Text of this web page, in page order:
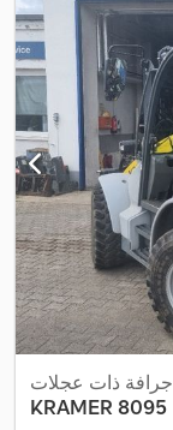
جرافة ذات عجلات
KRAMER 8095